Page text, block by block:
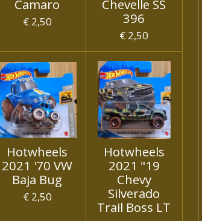
Camaro
€ 2,50
Chevelle SS
396
€ 2,50
Hotwheels
2021 '70 VW
Baja Bug
€ 2,50
Hotwheels
2021 "19
Chevy
Silverado
Trail Boss LT